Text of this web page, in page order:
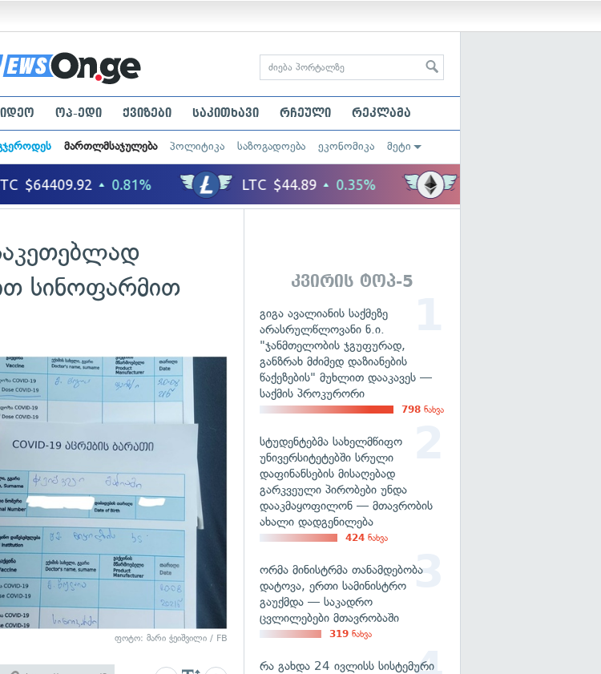
ოპ-ედი ქვიზები საკითხავი რჩეული რეკლამა
მართლმსაჯულება პოლიტიკა საზოგადოება ეკონომიკა მეტი
სინოფარმით
ფოტო: მარი ჭეიშვილი / FB
კვირის ტოპ-5
გიგა ავალიანის საქმეზე
არასრულწლოვანი ნ.ი.
"ჯანმთელობის ჯგუფურად,
განზრახ მძიმედ დაზიანების
წაქეზების" მუხლით დააკავეს —
საქმის პროკურორი
798 ნახვა
სტუდენტებმა სახელმწიფო
უნივერსიტეტებში სრული
დაფინანსების მისაღებად
გარკვეული პირობები უნდა
დააკმაყოფილონ — მთავრობის
ახალი დადგენილება
424 ნახვა
ორმა მინისტრმა თანამდებობა
დატოვა, ერთი სამინისტრო
გაუქმდა — საკადრო
ცვლილებები მთავრობაში
319 ნახვა
რა გახდა 24 ივლისს სისტემური